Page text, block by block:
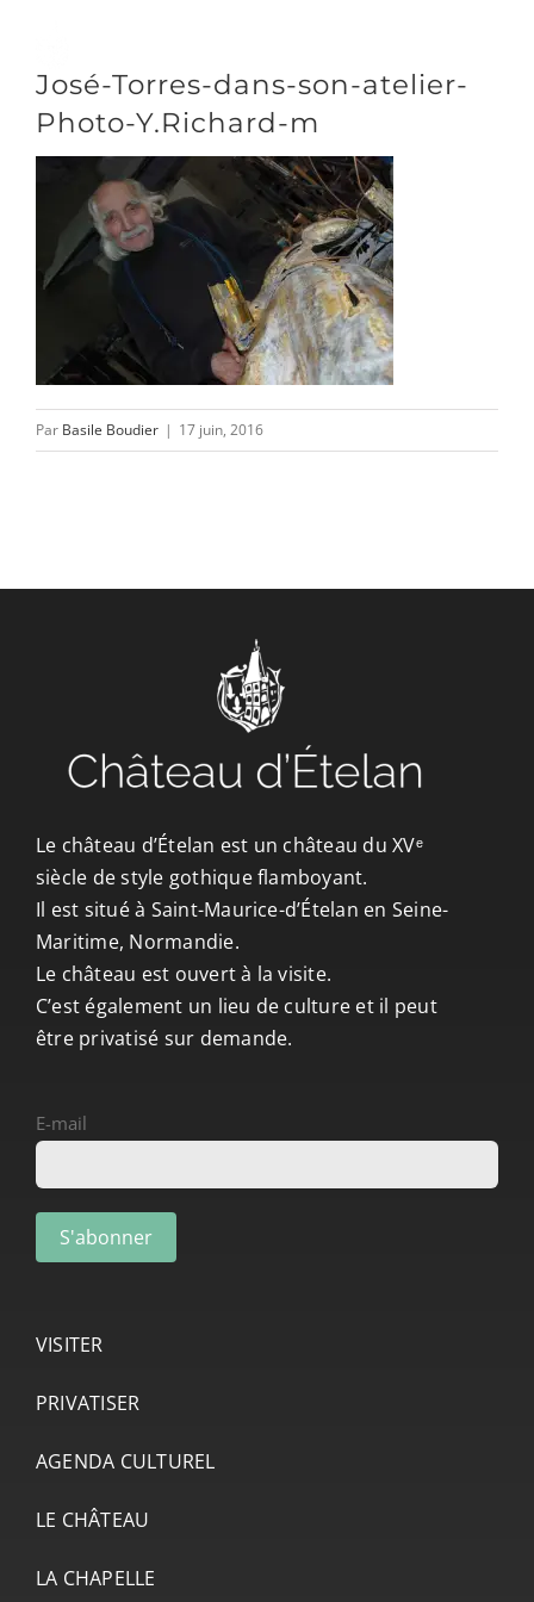
contenu
Toggle
VENIR
NOUS SUIVRE
L’ASSOCIATION
José-Torres-dans-son-atelier-
Photo-Y.Richard-m
Par Basile Boudier | 17 juin, 2016
Le château d’Ételan est un château du XVᵉ
siècle de style gothique flamboyant.
Il est situé à Saint-Maurice-d’Ételan en Seine-
Maritime, Normandie.
Le château est ouvert à la visite.
C’est également un lieu de culture et il peut
être privatisé sur demande.
E-mail
VISITER
PRIVATISER
AGENDA CULTUREL
LE CHÂTEAU
LA CHAPELLE